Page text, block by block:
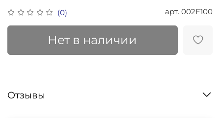
(0) арт. 002F100
Нет в наличии
Отзывы